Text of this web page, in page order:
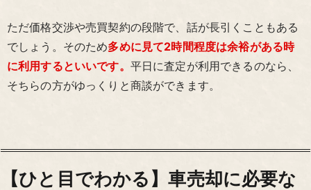
ただ価格交渉や売買契約の段階で、話が長引くこともある
でしょう。そのため多めに見て2時間程度は余裕がある時
に利用するといいです。 平日に査定が利用できるのなら、
そちらの方がゆっくりと商談ができます。
【ひと目でわかる】車売却に必要な